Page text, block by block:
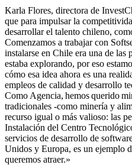
Karla Flores, directora de
que para impulsar la
desarrollar el talento chileno,
Comenzamos a trabajar con
instalarse en Chile era una de las
estaba explorando, por eso
cómo esa idea ahora es una
empleos de calidad y desarrollo
Como Agencia, hemos querido
tradicionales -como minería y
recurso igual o más valioso: las
Instalación del Centro
servicios de desarrollo de
Unidos y Europa, es un ejemplo
queremos atraer.»